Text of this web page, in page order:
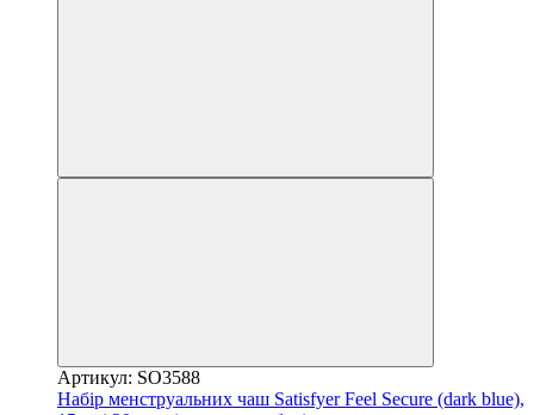
Артикул: SO3588
Набір менструальних чаш Satisfyer Feel Secure (dark blue),